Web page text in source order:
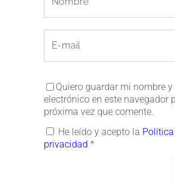
Quiero guardar mi nombre y
electrónico en este navegador
próxima vez que comente.
He leído y acepto la
privacidad *